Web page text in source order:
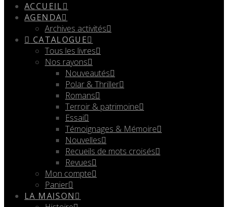
ACCUEIL
AGENDA
Archives activités
CATALOGUE
Tous les livres
Nos rayons
Nouveautés
Polar & Thriller
Romans
Terroir & patrimoine
Essai
Témoignages & Mémoire
Nouvelles
Recueils de mots croisés
Revues
Mon compte
Panier
LA MAISON